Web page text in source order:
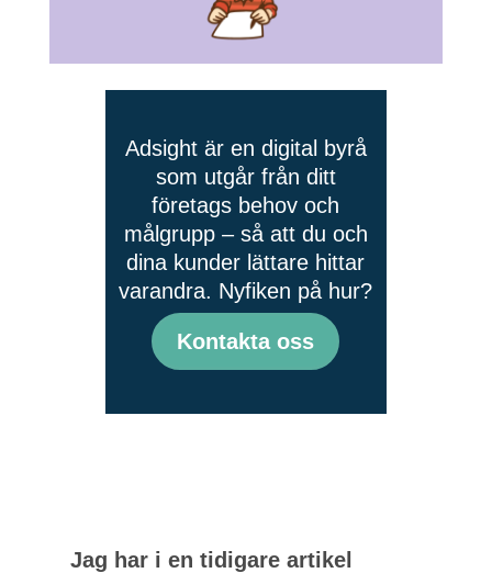
Adsight är en digital byrå
som utgår från ditt
företags behov och
målgrupp – så att du och
dina kunder lättare hittar
varandra. Nyfiken på hur?
Kontakta oss
Jag har i en tidigare artikel